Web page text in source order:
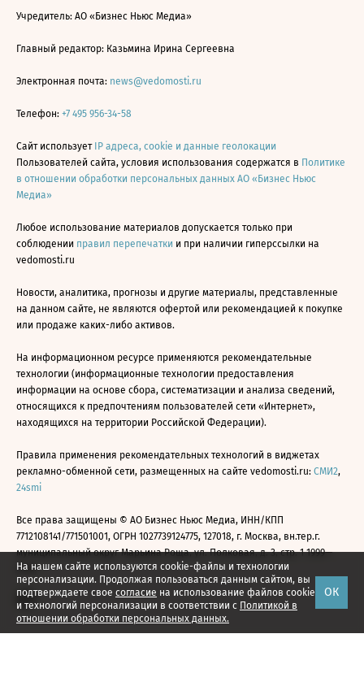
На нашем сайте используются cookie-файлы и технологии
персонализации. Продолжая пользоваться данным сайтом, вы
подтверждаете свое согласие на использование файлов cookie
и технологий персонализации в соответствии с Политикой в
отношении обработки персональных данных.
ОК
Учредитель: АО «Бизнес Ньюс Медиа»
Главный редактор: Казьмина Ирина Сергеевна
Электронная почта: news@vedomosti.ru
Телефон: +7 495 956-34-58
Сайт использует IP адреса, cookie и данные геолокации
Пользователей сайта, условия использования содержатся в Политике
в отношении обработки персональных данных АО «Бизнес Ньюс
Медиа»
Любое использование материалов допускается только при
соблюдении правил перепечатки и при наличии гиперссылки на
vedomosti.ru
Новости, аналитика, прогнозы и другие материалы, представленные
на данном сайте, не являются офертой или рекомендацией к покупке
или продаже каких-либо активов.
На информационном ресурсе применяются рекомендательные
технологии (информационные технологии предоставления
информации на основе сбора, систематизации и анализа сведений,
относящихся к предпочтениям пользователей сети «Интернет»,
находящихся на территории Российской Федерации).
Правила применения рекомендательных технологий в виджетах
рекламно-обменной сети, размещенных на сайте vedomosti.ru: СМИ2,
24smi
Все права защищены © АО Бизнес Ньюс Медиа, ИНН/КПП
7712108141/771501001, ОГРН 1027739124775, 127018, г. Москва, вн.тер.г.
муниципальный округ Марьина Роща, ул. Полковая, д. 3, стр. 1 1999—
2026